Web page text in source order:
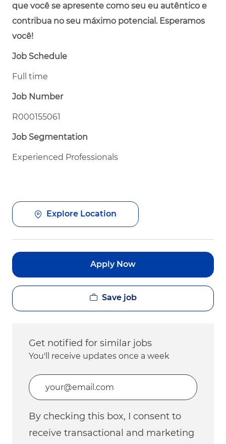
que você se apresente como seu eu autêntico e
contribua no seu máximo potencial. Esperamos
você!
Job Schedule
Full time
Job Number
R000155061
Job Segmentation
Experienced Professionals
Explore Location
Apply Now
Save job
Get notified for similar jobs
You'll receive updates once a week
Enter Email address (Required)
By checking this box, I consent to
receive transactional and marketing